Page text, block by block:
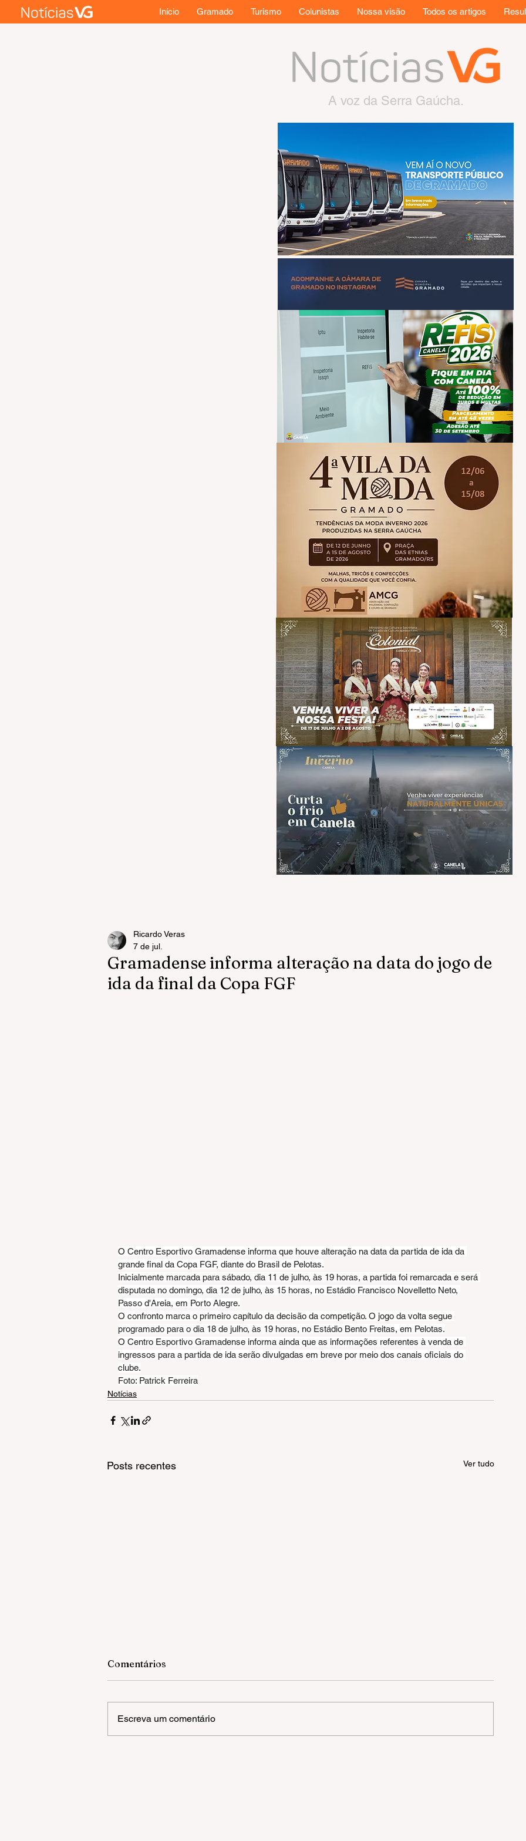
Início Gramado Turismo Colunistas Nossa visão Todos os artigos
A voz da Serra Gaúcha.
Gramadense informa alteração na data do jogo de
ida da final da Copa FGF
Ricardo Veras
7 de jul.
O Centro Esportivo Gramadense informa que houve alteração na data da partida de ida da
grande final da Copa FGF, diante do Brasil de Pelotas.
Inicialmente marcada para sábado, dia 11 de julho, às 19 horas, a partida foi remarcada e será
disputada no domingo, dia 12 de julho, às 15 horas, no Estádio Francisco Novelletto Neto,
Passo d'Areia, em Porto Alegre.
O confronto marca o primeiro capítulo da decisão da competição. O jogo da volta segue
programado para o dia 18 de julho, às 19 horas, no Estádio Bento Freitas, em Pelotas.
O Centro Esportivo Gramadense informa ainda que as informações referentes à venda de
ingressos para a partida de ida serão divulgadas em breve por meio dos canais oficiais do
clube.
Foto: Patrick Ferreira
Notícias
Posts recentes Ver tudo
Comentários
Escreva um comentário